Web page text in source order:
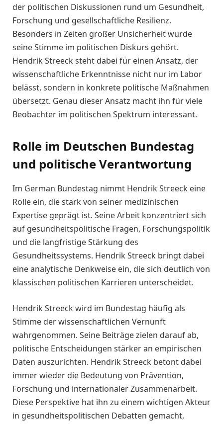
der politischen Diskussionen rund um Gesundheit,
Forschung und gesellschaftliche Resilienz.
Besonders in Zeiten großer Unsicherheit wurde
seine Stimme im politischen Diskurs gehört.
Hendrik Streeck steht dabei für einen Ansatz, der
wissenschaftliche Erkenntnisse nicht nur im Labor
belässt, sondern in konkrete politische Maßnahmen
übersetzt. Genau dieser Ansatz macht ihn für viele
Beobachter im politischen Spektrum interessant.
Rolle im Deutschen Bundestag
und politische Verantwortung
Im German Bundestag nimmt Hendrik Streeck eine
Rolle ein, die stark von seiner medizinischen
Expertise geprägt ist. Seine Arbeit konzentriert sich
auf gesundheitspolitische Fragen, Forschungspolitik
und die langfristige Stärkung des
Gesundheitssystems. Hendrik Streeck bringt dabei
eine analytische Denkweise ein, die sich deutlich von
klassischen politischen Karrieren unterscheidet.
Hendrik Streeck wird im Bundestag häufig als
Stimme der wissenschaftlichen Vernunft
wahrgenommen. Seine Beiträge zielen darauf ab,
politische Entscheidungen stärker an empirischen
Daten auszurichten. Hendrik Streeck betont dabei
immer wieder die Bedeutung von Prävention,
Forschung und internationaler Zusammenarbeit.
Diese Perspektive hat ihn zu einem wichtigen Akteur
in gesundheitspolitischen Debatten gemacht,